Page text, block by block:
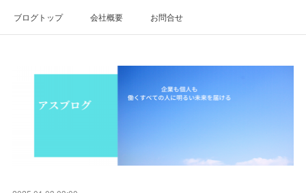
ブログトップ 会社概要 お問合せ